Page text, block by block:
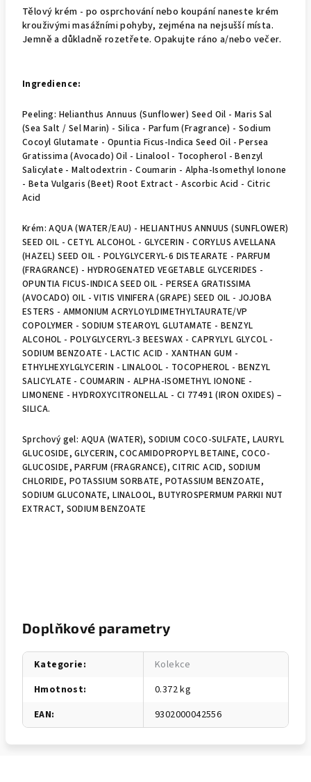
Tělový krém - po osprchování nebo koupání naneste krém
krouživými masážními pohyby, zejména na nejsušší místa.
Jemně a důkladně rozetřete. Opakujte ráno a/nebo večer.
Ingredience:
Peeling: Helianthus Annuus (Sunflower) Seed Oil - Maris Sal
(Sea Salt / Sel Marin) - Silica - Parfum (Fragrance) - Sodium
Cocoyl Glutamate - Opuntia Ficus-Indica Seed Oil - Persea
Gratissima (Avocado) Oil - Linalool - Tocopherol - Benzyl
Salicylate - Maltodextrin - Coumarin - Alpha-Isomethyl Ionone
- Beta Vulgaris (Beet) Root Extract - Ascorbic Acid - Citric
Acid
Krém: AQUA (WATER/EAU) - HELIANTHUS ANNUUS (SUNFLOWER)
SEED OIL - CETYL ALCOHOL - GLYCERIN - CORYLUS AVELLANA
(HAZEL) SEED OIL - POLYGLYCERYL-6 DISTEARATE - PARFUM
(FRAGRANCE) - HYDROGENATED VEGETABLE GLYCERIDES -
OPUNTIA FICUS-INDICA SEED OIL - PERSEA GRATISSIMA
(AVOCADO) OIL - VITIS VINIFERA (GRAPE) SEED OIL - JOJOBA
ESTERS - AMMONIUM ACRYLOYLDIMETHYLTAURATE/VP
COPOLYMER - SODIUM STEAROYL GLUTAMATE - BENZYL
ALCOHOL - POLYGLYCERYL-3 BEESWAX - CAPRYLYL GLYCOL -
SODIUM BENZOATE - LACTIC ACID - XANTHAN GUM -
ETHYLHEXYLGLYCERIN - LINALOOL - TOCOPHEROL - BENZYL
SALICYLATE - COUMARIN - ALPHA-ISOMETHYL IONONE -
LIMONENE - HYDROXYCITRONELLAL - CI 77491 (IRON OXIDES) –
SILICA.
Sprchový gel: AQUA (WATER), SODIUM COCO-SULFATE, LAURYL
GLUCOSIDE, GLYCERIN, COCAMIDOPROPYL BETAINE, COCO-
GLUCOSIDE, PARFUM (FRAGRANCE), CITRIC ACID, SODIUM
CHLORIDE, POTASSIUM SORBATE, POTASSIUM BENZOATE,
SODIUM GLUCONATE, LINALOOL, BUTYROSPERMUM PARKII NUT
EXTRACT, SODIUM BENZOATE
Doplňkové parametry
Kategorie:
Kolekce
Hmotnost:
0.372 kg
EAN: 9302000042556